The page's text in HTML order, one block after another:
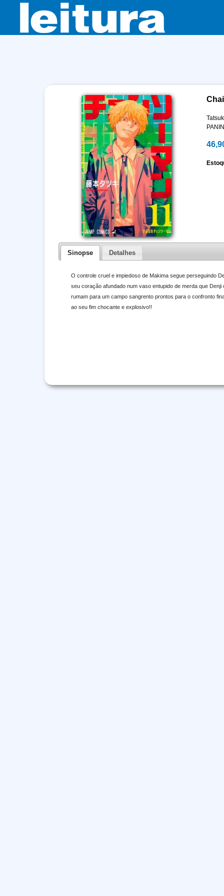
Sinopse Detalhes
O controle cruel e impiedoso de Makima segue perseguindo
seu coração afundado num vaso entupido de merda que
rumam para um campo sangrento prontos para o confronto
ao seu fim chocante e explosivo!!